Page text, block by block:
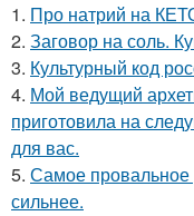
1. Про натрий на
2. Заговор на соль.
3. Культурный код
4. Мой ведущий
приготовила на
для вас.
5. Самое провальное
сильнее.